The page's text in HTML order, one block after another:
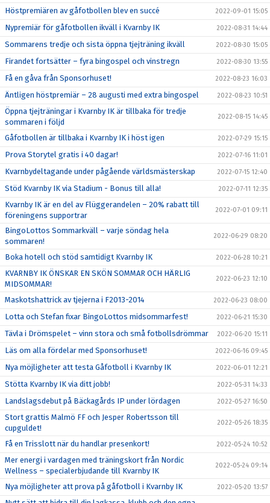
Höstpremiären av gåfotbollen blev en succé 2022-09-01 15:05
Nypremiär för gåfotbollen ikväll i Kvarnby IK 2022-08-31 14:44
Sommarens tredje och sista öppna tjejträning ikväll 2022-08-30 15:05
Firandet fortsätter – fyra bingospel och vinstregn 2022-08-30 13:55
Få en gåva från Sponsorhuset! 2022-08-23 16:03
Äntligen höstpremiär – 28 augusti med extra bingospel 2022-08-23 10:51
Öppna tjejträningar i Kvarnby IK är tillbaka för tredje
sommaren i följd
2022-08-15 14:45
Gåfotbollen är tillbaka i Kvarnby IK i höst igen 2022-07-29 15:15
Prova Storytel gratis i 40 dagar! 2022-07-16 11:01
Kvarnbydeltagande under pågående världsmästerskap 2022-07-15 12:40
Stöd Kvarnby IK via Stadium - Bonus till alla! 2022-07-11 12:35
Kvarnby IK är en del av Flüggerandelen – 20% rabatt till
föreningens supportrar
2022-07-01 09:11
BingoLottos Sommarkväll – varje söndag hela
sommaren!
2022-06-29 08:20
Boka hotell och stöd samtidigt Kvarnby IK 2022-06-28 10:21
KVARNBY IK ÖNSKAR EN SKÖN SOMMAR OCH HÄRLIG
MIDSOMMAR!
2022-06-23 12:10
Maskotshattrick av tjejerna i F2013-2014 2022-06-23 08:00
Lotta och Stefan fixar BingoLottos midsommarfest! 2022-06-21 15:30
Tävla i Drömspelet – vinn stora och små fotbollsdrömmar 2022-06-20 15:11
Läs om alla fördelar med Sponsorhuset! 2022-06-16 09:45
Nya möjligheter att testa Gåfotboll i Kvarnby IK 2022-06-01 12:21
Stötta Kvarnby IK via ditt jobb! 2022-05-31 14:33
Landslagsdebut på Bäckagårds IP under lördagen 2022-05-27 16:50
Stort grattis Malmö FF och Jesper Robertsson till
cupguldet!
2022-05-26 18:35
Få en Trisslott när du handlar presenkort! 2022-05-24 10:52
Mer energi i vardagen med träningskort från Nordic
Wellness – specialerbjudande till Kvarnby IK
2022-05-24 09:14
Nya möjligheter att prova på gåfotboll i Kvarnby IK 2022-05-20 13:57